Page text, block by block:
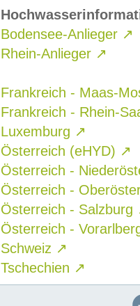
Bodensee-Anlieger ↗
Rhein-Anlieger ↗
Frankreich - Maas-
Frankreich - Rhein-
Luxemburg ↗
Österreich (eHYD) ↗
Österreich -
Österreich -
Österreich - Salzburg
Österreich -
Schweiz ↗
Tschechien ↗